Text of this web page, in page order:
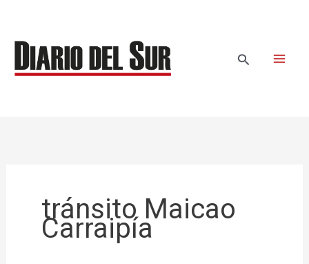
contenido
Buscar
tránsito Maicao
Carraipía